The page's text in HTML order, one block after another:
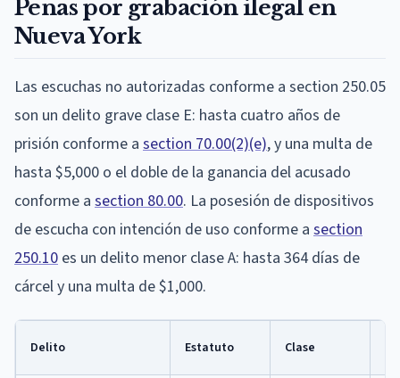
Penas por grabación ilegal en
Nueva York
Las escuchas no autorizadas conforme a section 250.05
son un delito grave clase E: hasta cuatro años de
prisión conforme a section 70.00(2)(e), y una multa de
hasta $5,000 o el doble de la ganancia del acusado
conforme a section 80.00. La posesión de dispositivos
de escucha con intención de uso conforme a section
250.10 es un delito menor clase A: hasta 364 días de
cárcel y una multa de $1,000.
Delito Estatuto Clase